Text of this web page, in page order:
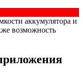
аккумулятора и
возможность